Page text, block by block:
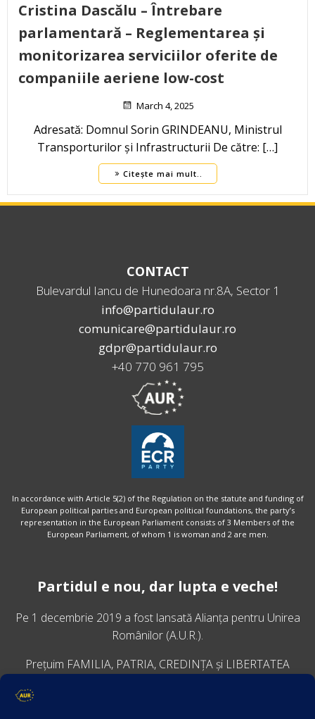
Cristina Dascălu – Întrebare
parlamentară – Reglementarea și
monitorizarea serviciilor oferite de
companiile aeriene low-cost
March 4, 2025
Adresată: Domnul Sorin GRINDEANU, Ministrul
Transporturilor și Infrastructurii De către: […]
Citește mai mult..
CONTACT
Bulevardul Iancu de Hunedoara nr.8A, Sector 1
info@partidulaur.ro
comunicare@partidulaur.ro
gdpr@partidulaur.ro
+40 770 961 795
In accordance with Article 5(2) of the Regulation on the statute and funding of
European political parties and European political foundations, the party’s
representation in the European Parliament consists of 3 Members of the
European Parliament, of whom 1 is woman and 2 are men.
Partidul e nou, dar lupta e veche!
Pe 1 decembrie 2019 a fost lansatăAlianța pentru Unirea
Românilor (A.U.R.).
Prețuim FAMILIA, PATRIA, CREDINȚA și LIBERTATEA